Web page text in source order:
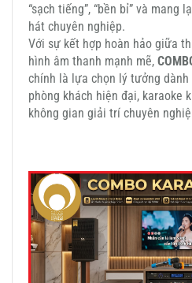
“sạch tiếng”, “bền bỉ” và mang
hát chuyên nghiệp.
Với sự kết hợp hoàn hảo giữa
hình âm thanh mạnh mẽ,
chính là lựa chọn lý tưởng
phòng khách hiện đại, karaoke
không gian giải trí chuyên